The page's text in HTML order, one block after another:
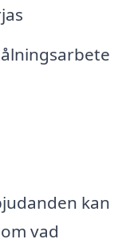
kan
vad